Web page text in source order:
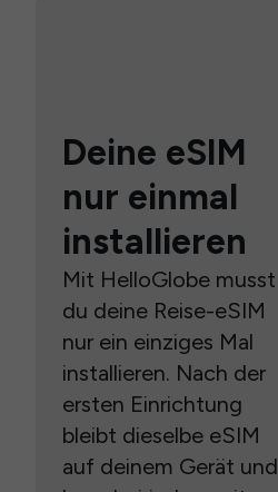
Deine eSIM
nur einmal
installieren
Mit HelloGlobe musst
du deine Reise-eSIM
nur ein einziges Mal
installieren. Nach der
ersten Einrichtung
bleibt dieselbe eSIM
auf deinem Gerät und